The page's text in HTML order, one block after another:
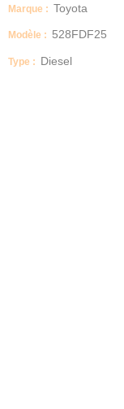
Marque : Toyota
Modèle : 528FDF25
Type : Diesel